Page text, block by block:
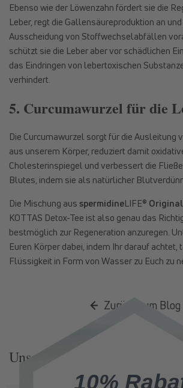
Ebenso wie der Löwenzahn fördert sie die
Leber, regt die Gallensäureproduktion an
Ausscheidung von Stoffwechselabfällen
schützt sie die Leber aber vor schädlichen
das Eindringen von lebertoxischen
verhindert.
5. Curcumawurzel für die
Die Curcumawurzel sorgt für die Ausleitung
aus unserem Körper, reduziert damit
Cholesterinspiegel und verbessert die
Blutes, indem sie als natürlicher
Die Mischung aus spermidineLIFE®
KOTTAS Detox-Tee ist also genau das
bestmöglich zur Regeneration anzuregen.
Euren Körper dabei, indem Ihr darauf achtet,
Flüssigkeit in Form von Wasser zu Euch zu
Zurück zum Blog
Unsere Produkte Entdecken
10%